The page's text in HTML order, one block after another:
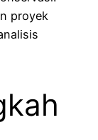
proyek